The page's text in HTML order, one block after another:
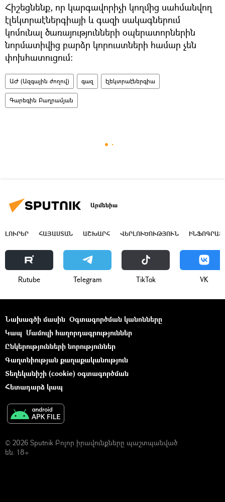
Հիշեցնենք, որ կարգավորիչի կողմից սահմանվող
էլեկտրաէներգիայի և գազի սակագներում
կոմունալ ծառայությունների օպերատորներին
նորմատիվից բարձր կորուստների համար չեն
փոխհատուցում։
ԱԺ (Ազգային ժողով) գազ էլեկտրաէներգիա
Գարեգին Բաղրամյան
Արմենիա
ԼՈՒՐԵՐ ՀԱՅԱՍՏԱՆ ԱՇԽԱՐՀ ՎԵՐԼՈՒԾՈՒԹՅՈՒՆ
Rutube Telegram ТikТоk VK
Նախագծի մասին Օգտագործման կանոնները
Կապ Մամուլի հաղորդագրություններ
Ընկերությունների նորություններ
Գաղտնիության քաղաքականություն
Տեղեկանիշի (cookie) օգտագործման
Հետադարձ կապ
© 2026 Sputnik Բոլոր իրավունքները պաշտպանված
են. 18+